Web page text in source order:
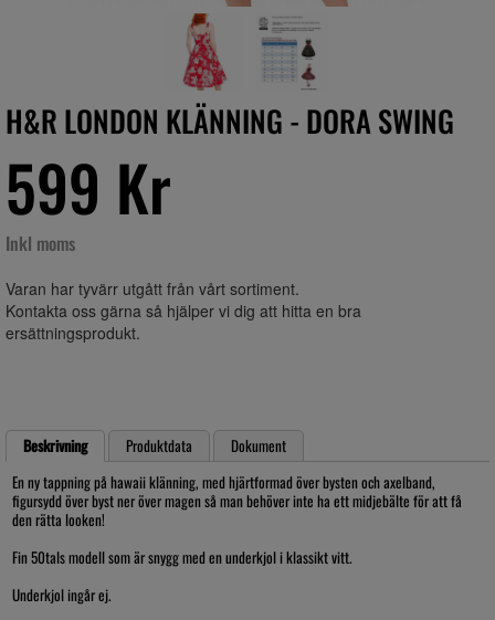
H&R LONDON KLÄNNING - DORA SWING
599 Kr
Inkl moms
Varan har tyvärr utgått från vårt sortiment.
Kontakta oss gärna så hjälper vi dig att hitta en bra
ersättningsprodukt.
Beskrivning Produktdata
Dokument
En ny tappning på hawaii klänning, med hjärtformad över bysten och axelband,
figursydd över byst ner över magen så man behöver inte ha ett midjebälte för att få
den rätta looken!
Fin 50tals modell som är snygg med en underkjol i klassikt vitt.
Underkjol ingår ej.